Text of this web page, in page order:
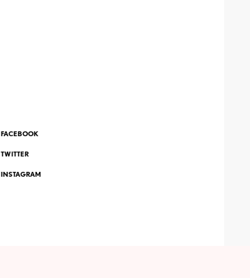
FACEBOOK
TWITTER
INSTAGRAM